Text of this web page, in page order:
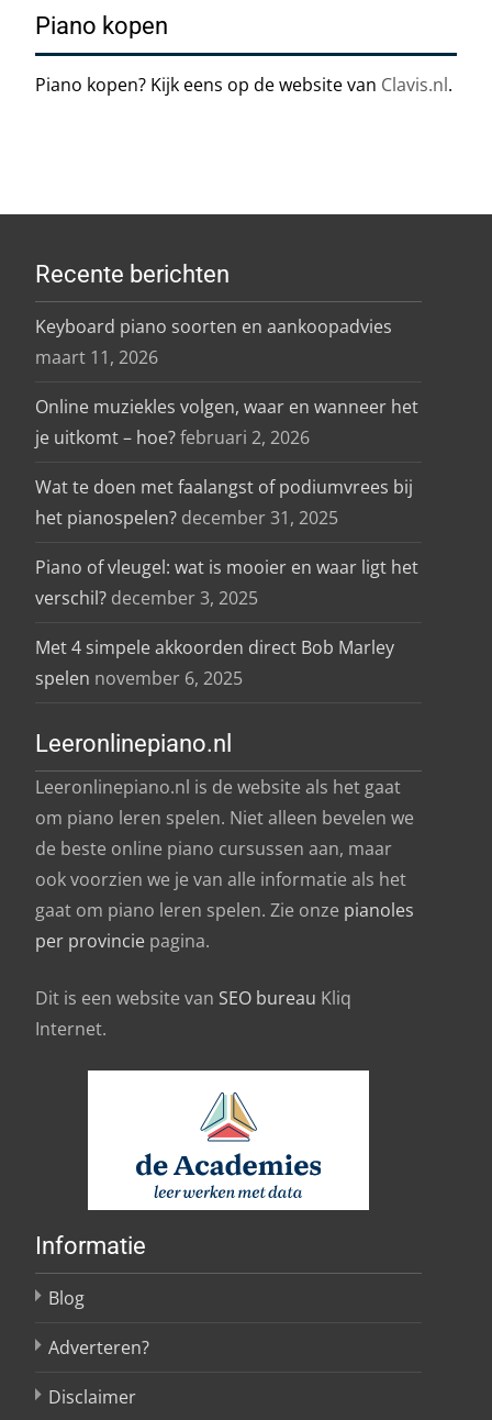
Piano kopen
Piano kopen? Kijk eens op de website van Clavis.nl.
Recente berichten
Keyboard piano soorten en aankoopadvies
maart 11, 2026
Online muziekles volgen, waar en wanneer het
je uitkomt – hoe?februari 2, 2026
Wat te doen met faalangst of podiumvrees bij
het pianospelen? december 31, 2025
Piano of vleugel: wat is mooier en waar ligt het
verschil? december 3, 2025
Met 4 simpele akkoorden direct Bob Marley
spelen november 6, 2025
Leeronlinepiano.nl
Leeronlinepiano.nl is de website als het gaat
om piano leren spelen. Niet alleen bevelen we
de beste online piano cursussen aan, maar
ook voorzien we je van alle informatie als het
gaat om piano leren spelen. Zie onze pianoles
per provincie pagina.
Dit is een website van SEO bureau Kliq
Internet.
Informatie
Blog
Adverteren?
Disclaimer